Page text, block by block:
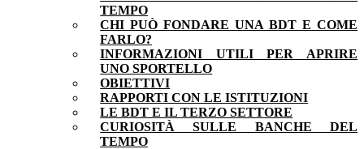
TEMPO
CHI PUÒ FONDARE UNA BDT E COME
FARLO?
INFORMAZIONI UTILI PER APRIRE
UNO SPORTELLO
OBIETTIVI
RAPPORTI CON LE ISTITUZIONI
LE BDT E IL TERZO SETTORE
CURIOSITÀ SULLE BANCHE DEL
TEMPO